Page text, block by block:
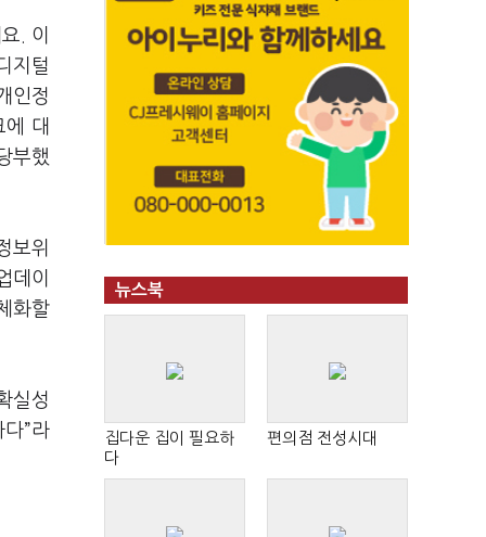
이
지털
인정
에 대
부했
보위
데이
화할
실성
다”라
뉴스북
집다운 집이 필요하
다
편의점 전성시대